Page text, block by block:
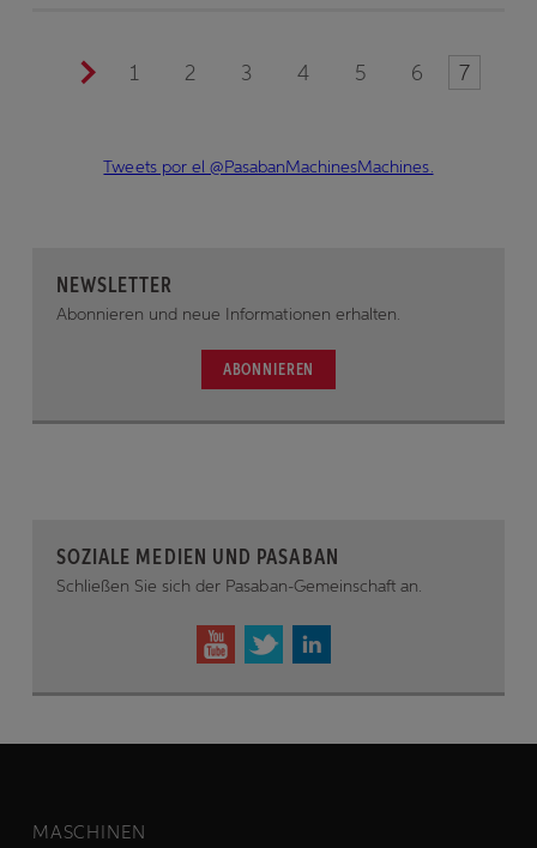
1 2 3 4 5 6 7
Tweets por el @PasabanMachinesMachines.
NEWSLETTER
Abonnieren und neue Informationen erhalten.
ABONNIEREN
SOZIALE MEDIEN UND PASABAN
Schließen Sie sich der Pasaban-Gemeinschaft an.
MASCHINEN